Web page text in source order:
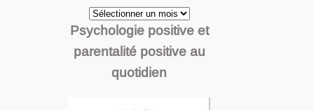
Archives
Psychologie positive et
parentalité positive au
quotidien